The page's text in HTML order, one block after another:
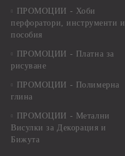
ПРОМОЦИИ - Хоби
перфоратори, инструменти и
пособия
ПРОМОЦИИ - Платна за
рисуване
ПРОМОЦИИ - Полимерна
глина
ПРОМОЦИИ - Метални
Висулки за Декорация и
Бижута